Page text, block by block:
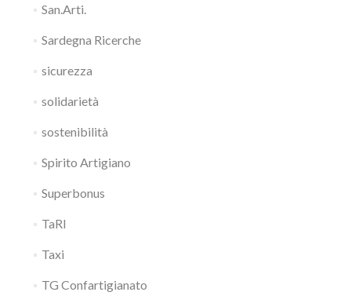
San.Arti.
Sardegna Ricerche
sicurezza
solidarietà
sostenibilità
Spirito Artigiano
Superbonus
TaRI
Taxi
TG Confartigianato